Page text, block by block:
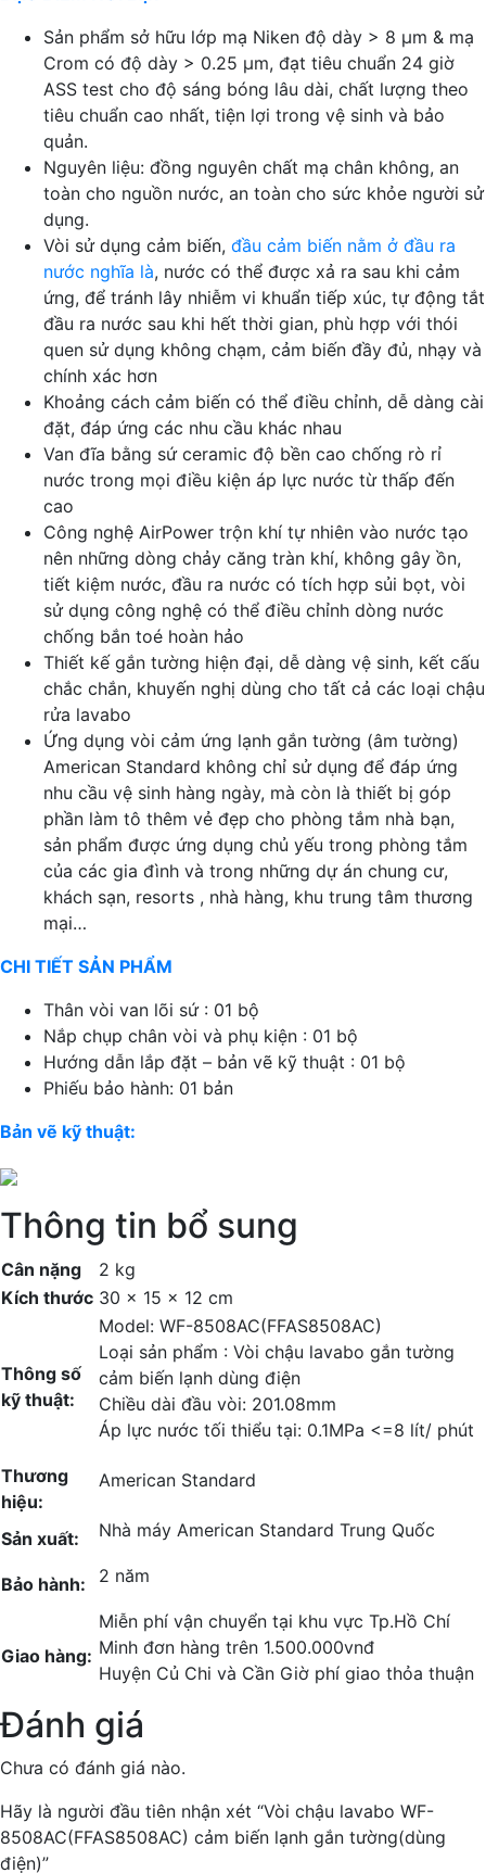
Sản phẩm sở hữu lớp mạ Niken độ dày > 8 μm & mạ
Crom có độ dày > 0.25 μm, đạt tiêu chuẩn 24 giờ
ASS test cho độ sáng bóng lâu dài, chất lượng theo
tiêu chuẩn cao nhất, tiện lợi trong vệ sinh và bảo
quản.
Nguyên liệu: đồng nguyên chất mạ chân không, an
toàn cho nguồn nước, an toàn cho sức khỏe người sử
dụng.
Vòi sử dụng cảm biến, đầu cảm biến nằm ở đầu ra
nước nghĩa là, nước có thể được xả ra sau khi cảm
ứng, để tránh lây nhiễm vi khuẩn tiếp xúc, tự động tắt
đầu ra nước sau khi hết thời gian, phù hợp với thói
quen sử dụng không chạm, cảm biến đầy đủ, nhạy và
chính xác hơn
Khoảng cách cảm biến có thể điều chỉnh, dễ dàng cài
đặt, đáp ứng các nhu cầu khác nhau
Van đĩa bằng sứ ceramic độ bền cao chống rò rỉ
nước trong mọi điều kiện áp lực nước từ thấp đến
cao
Công nghệ AirPower trộn khí tự nhiên vào nước tạo
nên những dòng chảy căng tràn khí, không gây ồn,
tiết kiệm nước, đầu ra nước có tích hợp sủi bọt, vòi
sử dụng công nghệ có thể điều chỉnh dòng nước
chống bắn toé hoàn hảo
Thiết kế gắn tường hiện đại, dễ dàng vệ sinh, kết cấu
chắc chắn, khuyến nghị dùng cho tất cả các loại chậu
rửa lavabo
Ứng dụng vòi cảm ứng lạnh gắn tường (âm tường)
American Standard không chỉ sử dụng để đáp ứng
nhu cầu vệ sinh hàng ngày, mà còn là thiết bị góp
phần làm tô thêm vẻ đẹp cho phòng tắm nhà bạn,
sản phẩm được ứng dụng chủ yếu trong phòng tắm
của các gia đình và trong những dự án chung cư,
khách sạn, resorts , nhà hàng, khu trung tâm thương
mại…
CHI TIẾT SẢN PHẨM
Thân vòi van lõi sứ : 01 bộ
Nắp chụp chân vòi và phụ kiện : 01 bộ
Hướng dẫn lắp đặt – bản vẽ kỹ thuật : 01 bộ
Phiếu bảo hành: 01 bản
Bản vẽ kỹ thuật:
Thông tin bổ sung
Cân nặng
2 kg
Kích thước 30 × 15 × 12 cm
Thông số
kỹ thuật:
Model: WF-8508AC(FFAS8508AC)
Loại sản phẩm : Vòi chậu lavabo gắn tường
cảm biến lạnh dùng điện
Chiều dài đầu vòi: 201.08mm
Áp lực nước tối thiểu tại: 0.1MPa <=8 lít/ phút
Thương
hiệu:
American Standard
Sản xuất: Nhà máy American Standard Trung Quốc
Bảo hành: 2 năm
Giao hàng:
Miễn phí vận chuyển tại khu vực Tp.Hồ Chí
Minh đơn hàng trên 1.500.000vnđ
Huyện Củ Chi và Cần Giờ phí giao thỏa thuận
Đánh giá
Chưa có đánh giá nào.
Hãy là người đầu tiên nhận xét “Vòi chậu lavabo WF-
8508AC(FFAS8508AC) cảm biến lạnh gắn tường(dùng
điện)”